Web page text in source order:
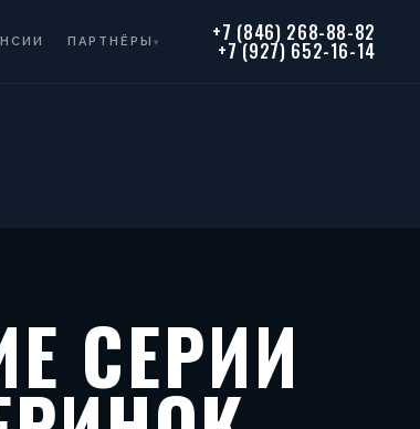
ПАРТНЁРЫ▾ +7 (846) 268-88-82
+7 (927) 652-16-14
СЕРИИ